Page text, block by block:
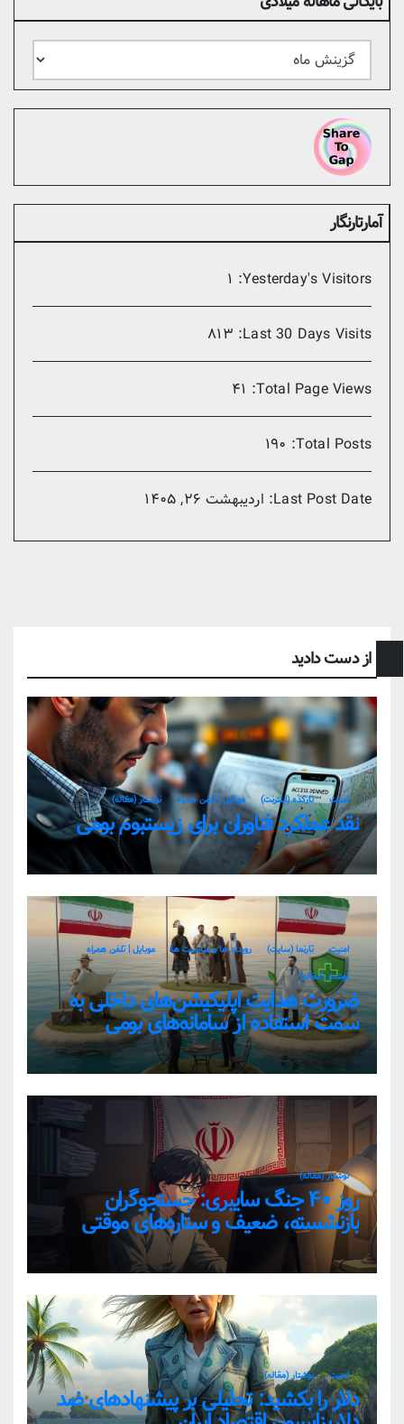
بایگانی
ماهانه
میلادی
آمارتارنگار
Yesterday's Visitors: ۱
Last 30 Days Visits: ۸۱۳
Total Page Views: ۴۱
Total Posts: ۱۹۰
Last Post Date: اردیبهشت ۲۶, ۱۴۰۵
از دست دادید
امنیت تارکده (اینترنت) موبایل | تلفن همراه نوشتار (مقاله)
نقد عملکرد فناوران برای زیستبوم بومی
امنیت تارنما (سایت) رویداد ها و مناسبت ها
موبایل | تلفن همراه
نوشتار (مقاله)
ضرورت هدایت اپلیکیشن‌های داخلی به
سمت استفاده از سامانه‌های بومی
نوشتار (مقاله)
روز ۴۰ جنگ سایبری: جستجوگران
بازنشسته، ضعیف و ستاره‌های موقتی
ایران در بحران اینترنت!
امنیت نوشتار (مقاله)
دلار را بکشید: تحلیلی بر پیشنهادهای ضد